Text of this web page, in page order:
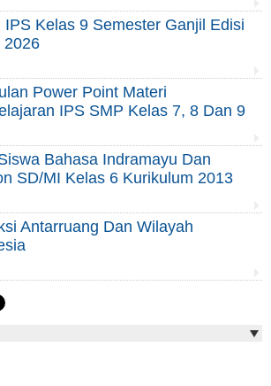
IPS Kelas 9 Semester Ganjil Edisi
2026
Power Point Materi
IPS SMP Kelas 7, 8 Dan 9
Bahasa Indramayu Dan
SD/MI Kelas 6 Kurikulum 2013
Antarruang Dan Wilayah